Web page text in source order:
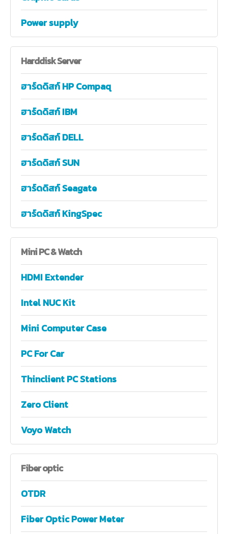
Power supply
HarddiskServer
ฮาร์ดดิสก์ HP Compaq
ฮาร์ดดิสก์ IBM
ฮาร์ดดิสก์ DELL
ฮาร์ดดิสก์ SUN
ฮาร์ดดิสก์ Seagate
ฮาร์ดดิสก์ KingSpec
MiniPC & Watch
HDMI Extender
Intel NUC Kit
Mini Computer Case
PC For Car
Thinclient PC Stations
Zero Client
Voyo Watch
Fiberoptic
OTDR
Fiber Optic Power Meter